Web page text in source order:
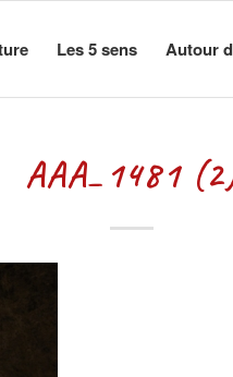
Les 5 sens Autour
AAA_1481